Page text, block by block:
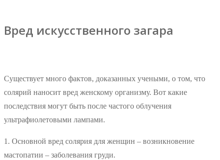
Вред искусственного загара
Существует много фактов, доказанных учеными, о том, что
солярий наносит вред женскому организму. Вот какие
последствия могут быть после частого облучения
ультрафиолетовыми лампами.
1. Основной вред солярия для женщин – возникновение
мастопатии – заболевания груди.